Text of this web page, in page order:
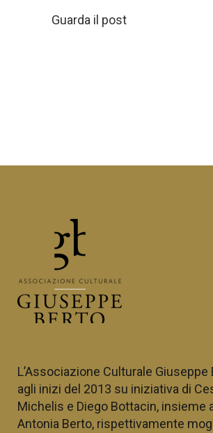
Guarda il post
L’Associazione Culturale
agli inizi del 2013 su iniziativa di
Michelis e Diego Bottacin, insieme
Antonia Berto, rispettivamente